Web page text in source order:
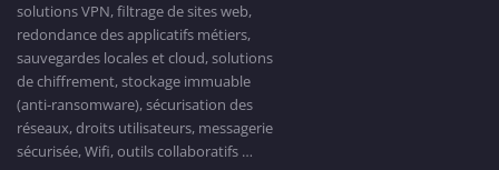
solutions VPN, filtrage de sites web,
redondance des applicatifs métiers,
sauvegardes locales et cloud, solutions
de chiffrement, stockage immuable
(anti-ransomware), sécurisation des
réseaux, droits utilisateurs, messagerie
sécurisée, Wifi, outils collaboratifs …